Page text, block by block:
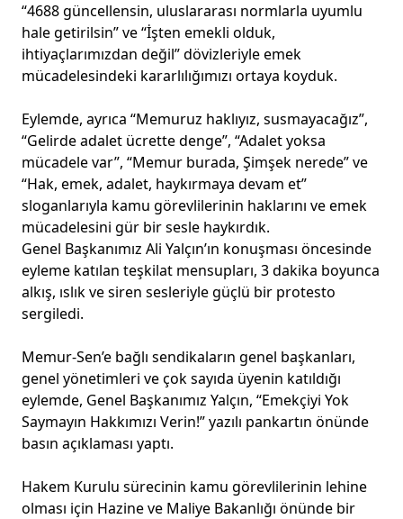
“4688 güncellensin, uluslararası normlarla uyumlu
hale getirilsin” ve “İşten emekli olduk,
ihtiyaçlarımızdan değil” dövizleriyle emek
mücadelesindeki kararlılığımızı ortaya koyduk.
Eylemde, ayrıca “Memuruz haklıyız, susmayacağız”,
“Gelirde adalet ücrette denge”, “Adalet yoksa
mücadele var”, “Memur burada, Şimşek nerede” ve
“Hak, emek, adalet, haykırmaya devam et”
sloganlarıyla kamu görevlilerinin haklarını ve emek
mücadelesini gür bir sesle haykırdık.
Genel Başkanımız Ali Yalçın’ın konuşması öncesinde
eyleme katılan teşkilat mensupları, 3 dakika boyunca
alkış, ıslık ve siren sesleriyle güçlü bir protesto
sergiledi.
Memur-Sen’e bağlı sendikaların genel başkanları,
genel yönetimleri ve çok sayıda üyenin katıldığı
eylemde, Genel Başkanımız Yalçın, “Emekçiyi Yok
Saymayın Hakkımızı Verin!” yazılı pankartın önünde
basın açıklaması yaptı.
Hakem Kurulu sürecinin kamu görevlilerinin lehine
olması için Hazine ve Maliye Bakanlığı önünde bir